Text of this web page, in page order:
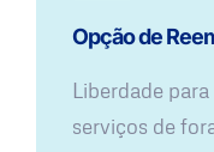
Opção de
Liberdade
serviços de